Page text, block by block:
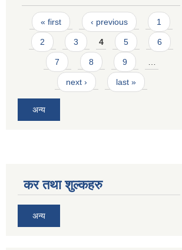
Pages
« first ‹ previous 1
2 3 4 5 6
7 8 9 …
next › last »
अन्य
कर तथा शुल्कहरु
अन्य